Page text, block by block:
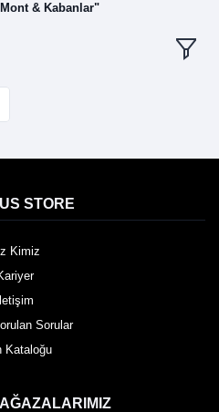
& Kabanlar"
STORE
Kimiz
İletişim
Sorular
Kataloğu